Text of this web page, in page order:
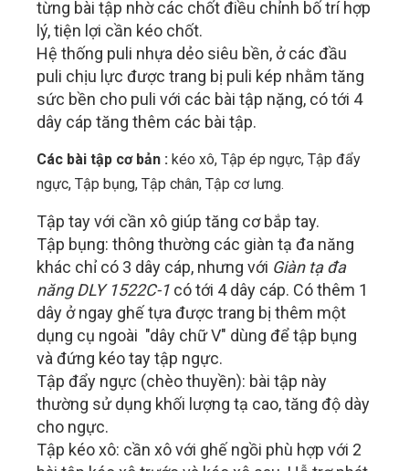
từng bài tập nhờ các chốt điều chỉnh bố trí hợp
lý, tiện lợi cần kéo chốt.
Hệ thống puli nhựa dẻo siêu bền, ở các đầu
puli chịu lực được trang bị puli kép nhằm tăng
sức bền cho puli với các bài tập nặng, có tới 4
dây cáp tăng thêm các bài tập.
Các bài tập cơ bản : kéo xô, Tập ép ngực, Tập đẩy
ngực, Tập bụng, Tập chân, Tập cơ lưng.
Tập tay với cần xô giúp tăng cơ bắp tay.
Tập bụng: thông thường các giàn tạ đa năng
khác chỉ có 3 dây cáp, nhưng với Giàn tạ đa
năng DLY 1522C-1 có tới 4 dây cáp. Có thêm 1
dây ở ngay ghế tựa được trang bị thêm một
dụng cụ ngoài "dây chữ V" dùng để tập bụng
và đứng kéo tay tập ngực.
Tập đẩy ngực (chèo thuyền): bài tập này
thường sử dụng khối lượng tạ cao, tăng độ dày
cho ngực.
Tập kéo xô: cần xô với ghế ngồi phù hợp với 2